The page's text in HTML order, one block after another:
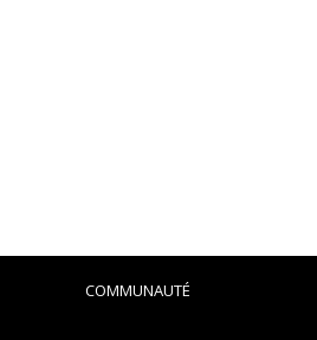
COMMUNAUTÉ